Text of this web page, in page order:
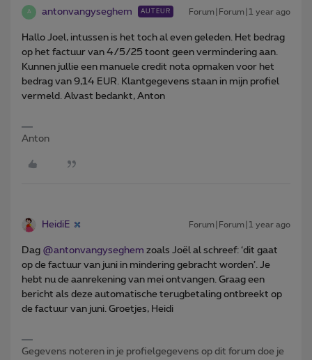
A antonvangyseghem AUTEUR Forum|Forum|1 year ago
Hallo Joel, intussen is het toch al even geleden. Het bedrag
op het factuur van 4/5/25 toont geen vermindering aan.
Kunnen jullie een manuele credit nota opmaken voor het
bedrag van 9,14 EUR. Klantgegevens staan in mijn profiel
vermeld. Alvast bedankt, Anton
Anton
HeidiE Forum|Forum|1 year ago
Dag ​ @antonvangyseghem zoals Joël al schreef: ‘dit gaat
op de factuur van juni in mindering gebracht worden’. Je
hebt nu de aanrekening van mei ontvangen. Graag een
bericht als deze automatische terugbetaling ontbreekt op
de factuur van juni. Groetjes, Heidi
Gegevens noteren in je profielgegevens op dit forum doe je